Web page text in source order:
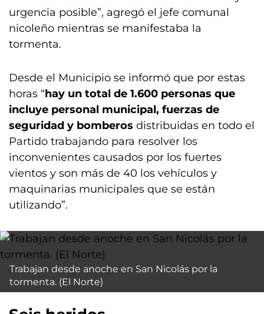
urgencia posible”, agregó el jefe comunal
nicoleño mientras se manifestaba la
tormenta.
Desde el Municipio se informó que por estas
horas “hay un total de 1.600 personas que
incluye personal municipal, fuerzas de
seguridad y bomberos distribuidas en todo el
Partido trabajando para resolver los
inconvenientes causados por los fuertes
vientos y son más de 40 los vehículos y
maquinarias municipales que se están
utilizando”.
Trabajan desde anoche en San Nicolás por la
tormenta. (El Norte)